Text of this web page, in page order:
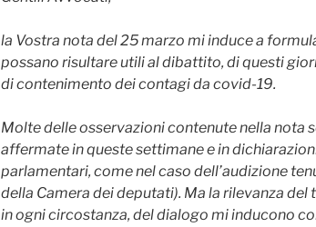
la Vostra nota del 25 marzo mi induce a
possano risultare utili al dibattito, di questi
di contenimento dei contagi da covid-19.
Molte delle osservazioni contenute nella nota
affermate in queste settimane e in
parlamentari, come nel caso dell’audizione
della Camera dei deputati). Ma la rilevanza
in ogni circostanza, del dialogo mi inducono